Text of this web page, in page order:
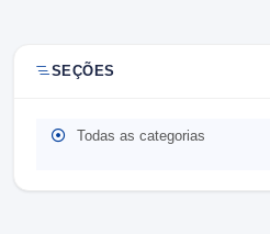
SEÇÕES
Todas as categorias